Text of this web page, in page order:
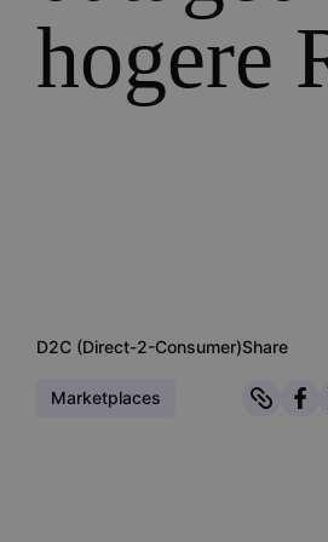
hogere
D2C (Direct-2-Consumer)
Marketplaces
Share